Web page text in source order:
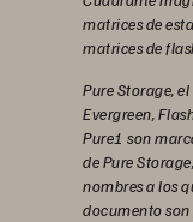
matrices de
matrices de
Pure Storage,
Evergreen,
Pure1 son
de Pure
nombres a los
documento son